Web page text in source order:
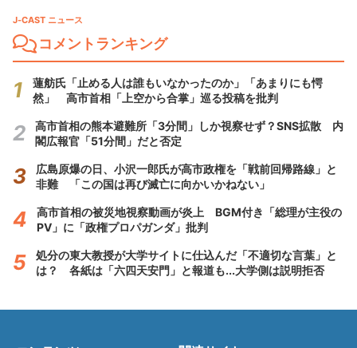
J-CAST ニュース
コメントランキング
蓮舫氏「止める人は誰もいなかったのか」「あまりにも愕
然」 高市首相「上空から合掌」巡る投稿を批判
高市首相の熊本避難所「3分間」しか視察せず？SNS拡散 内
閣広報官「51分間」だと否定
広島原爆の日、小沢一郎氏が高市政権を「戦前回帰路線」と
非難 「この国は再び滅亡に向かいかねない」
高市首相の被災地視察動画が炎上 BGM付き「総理が主役の
PV」に「政権プロパガンダ」批判
処分の東大教授が大学サイトに仕込んだ「不適切な言葉」と
は？ 各紙は「六四天安門」と報道も...大学側は説明拒否